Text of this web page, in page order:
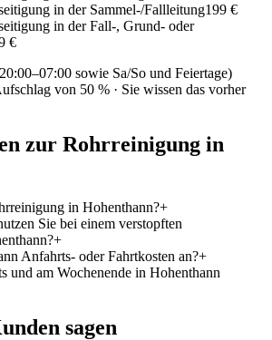
in der Sammel-/Fallleitung199 €
in der Fall-, Grund- oder
€
sowie Sa/So und Feiertage)
von 50 % · Sie wissen das vorher
zur Rohrreinigung in
in Hohenthann?+
Sie bei einem verstopften
+
Anfahrts- oder Fahrtkosten an?+
und am Wochenende in Hohenthann
sagen